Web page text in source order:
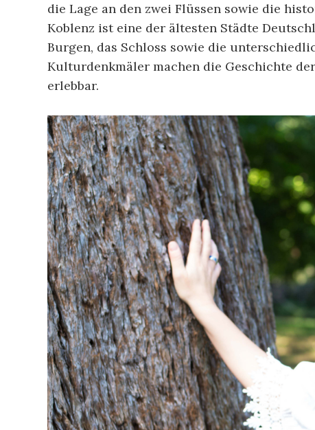
die Lage an den zwei Flüssen sowie die
Koblenz ist eine der ältesten Städte
Burgen, das Schloss sowie die
Kulturdenkmäler machen die Geschichte
erlebbar.